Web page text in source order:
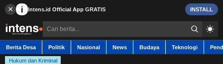
× Intens.id Official App GRATIS INSTALL
Berita Desa Politik Nasional News Budaya Teknologi
Hukum dan Kriminal